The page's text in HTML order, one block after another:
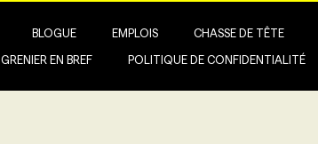
BLOGUE EMPLOIS CHASSE DE TÊTE
GRENIER EN BREF POLITIQUE DE CONFIDENTIALITÉ